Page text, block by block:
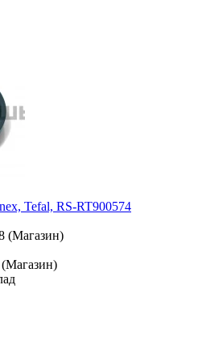
Tefal, RS-RT900574
(Магазин)
(Магазин)